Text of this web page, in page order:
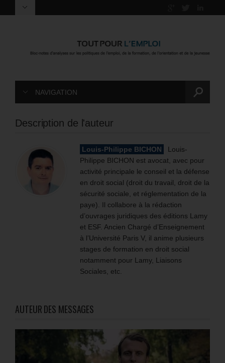
NAVIGATION
Description de l'auteur
Louis-Philippe BICHON
Louis-
Philippe BICHON est avocat, avec pour
activité principale le conseil et la défense
en droit social (droit du travail, droit de la
sécurité sociale, et réglementation de la
paye). Il collabore à la rédaction
d’ouvrages juridiques des éditions Lamy
et ESF. Ancien Chargé d’Enseignement
à l’Université Paris V, il anime plusieurs
stages de formation en droit social
notamment pour Lamy, Liaisons
Sociales, etc.
AUTEUR DES MESSAGES